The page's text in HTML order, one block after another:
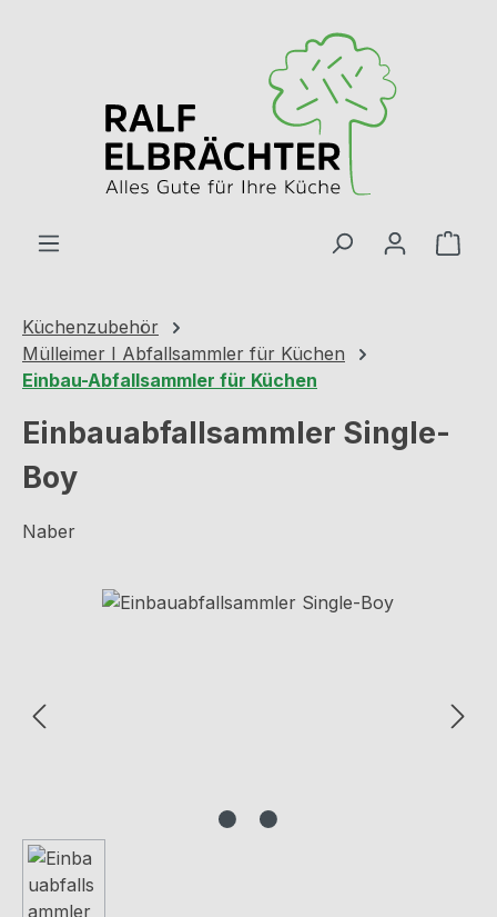
Küchenzubehör
Mülleimer I Abfallsammler für Küchen
Einbau-Abfallsammler für Küchen
Einbauabfallsammler Single-
Boy
Naber
Bildergalerie überspringen